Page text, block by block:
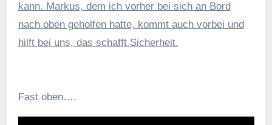
kann. Markus, dem ich vorher bei sich an Bord
nach oben geholfen hatte, kommt auch vorbei und
hilft bei uns, das schafft Sicherheit.
Fast oben….